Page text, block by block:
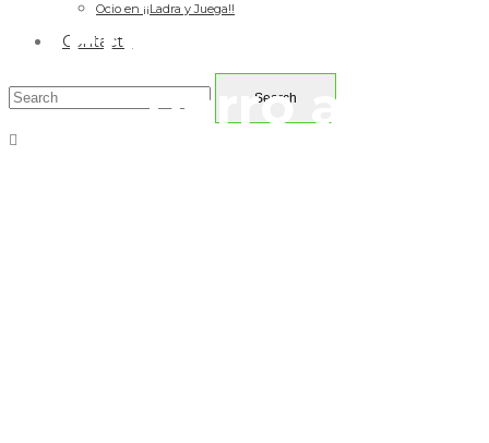
Ocio en ¡¡Ladra y Juega!!
Contacto
Enseñar a mi
perro a